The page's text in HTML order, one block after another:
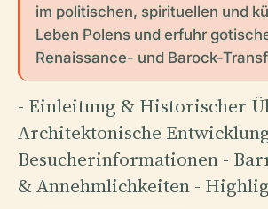
im politischen, spirituellen und
Leben Polens und erfuhr
Renaissance- und Barock-
- Einleitung & Historischer
Architektonische
Besucherinformationen -
& Annehmlichkeiten -